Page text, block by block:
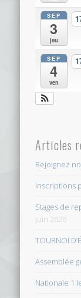
SEP
3
jeu
SEP
4
ven
Articles
Rejoignez
Inscriptions
Stages de
juin 2026
TOURNOI
Assemblée
Nationale 1